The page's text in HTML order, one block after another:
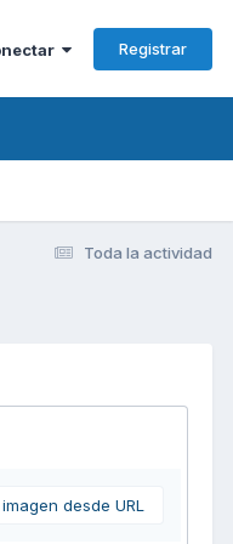
Registrar
Toda la actividad
desde URL